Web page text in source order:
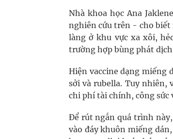
Nhà khoa học Ana
nghiên cứu trên - cho biết
làng ở khu vực xa xôi,
trường hợp bùng phát
Hiện vaccine dạng miếng
sởi và rubella. Tuy nhiên,
chi phí tài chính, công sức
Để rút ngắn quá trình
vào đáy khuôn miếng